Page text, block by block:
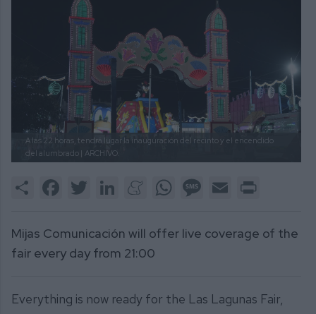
A las 22 horas, tendrá lugar la inauguración del recinto y el encendido
del alumbrado | ARCHIVO.
Share FacebookTwitter LinkedInMeneameWhatsAppMessage
Email
Mijas Comunicación will offer live coverage of the
fair every day from 21:00
Everything is now ready for the Las Lagunas Fair,